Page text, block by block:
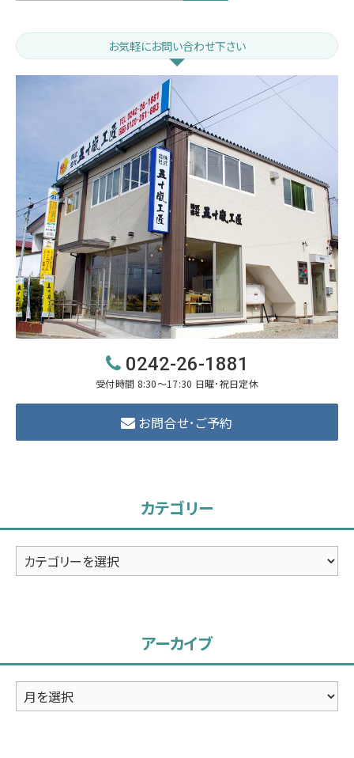
お気軽にお問い合わせ下さい
0242-26-1881
受付時間 8:30～17:30 日曜･祝日定休
お問合せ･ご予約
カテゴリー
カ
テ
アーカイブ
ア
ー